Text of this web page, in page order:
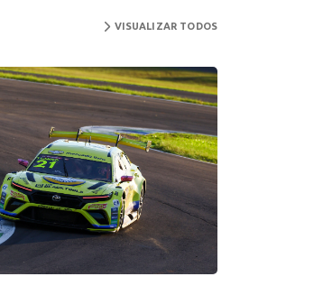
VISUALIZAR TODOS